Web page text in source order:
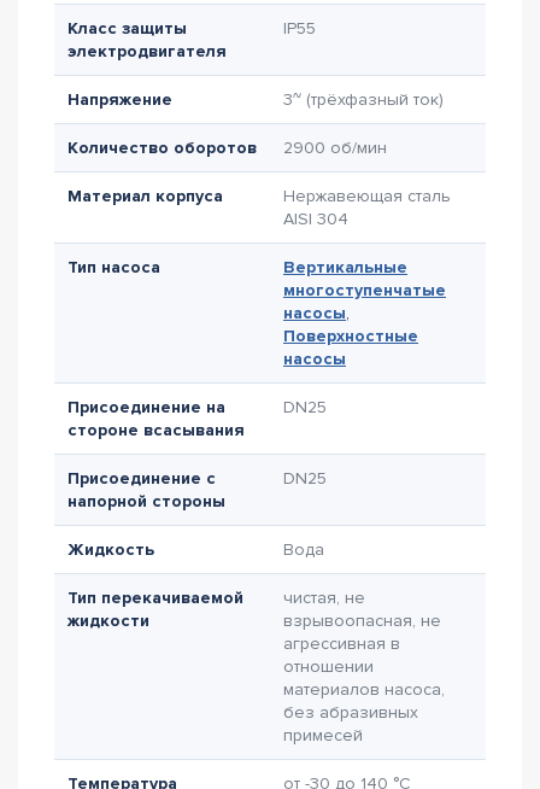
Класс защиты
электродвигателя
IP55
Напряжение 3~ (трёхфазный ток)
Количество оборотов 2900 об/мин
Материал корпуса
Нержавеющая сталь
AISI 304
Тип насоса
Вертикальные
многоступенчатые
насосы,
Поверхностные
насосы
Присоединение на
стороне всасывания
DN25
Присоединение с
напорной стороны
DN25
Жидкость Вода
Тип перекачиваемой
жидкости
чистая, не
взрывоопасная, не
агрессивная в
отношении
материалов насоса,
без абразивных
примесей
Температура
от -30 до 140 °C